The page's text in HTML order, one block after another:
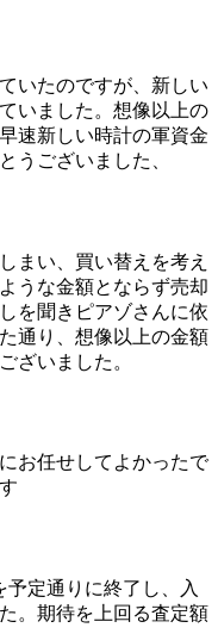
いたのですが、新しい
いました。想像以上の
速新しい時計の軍資金
うございました、
まい、買い替えを考え
うな金額とならず売却
を聞きピアゾさんに依
通り、想像以上の金額
ざいました。
お任せしてよかったで
定通りに終了し、入
。期待を上回る査定額